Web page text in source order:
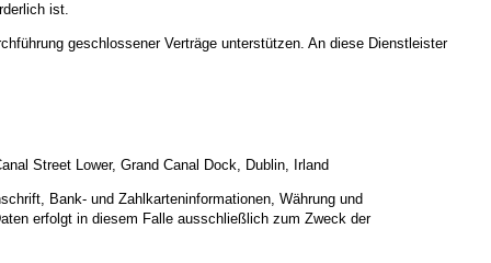
ist.
geschlossener Verträge unterstützen. An diese Dienstleister
Street Lower, Grand Canal Dock, Dublin, Irland
Bank- und Zahlkarteninformationen, Währung und
erfolgt in diesem Falle ausschließlich zum Zweck der